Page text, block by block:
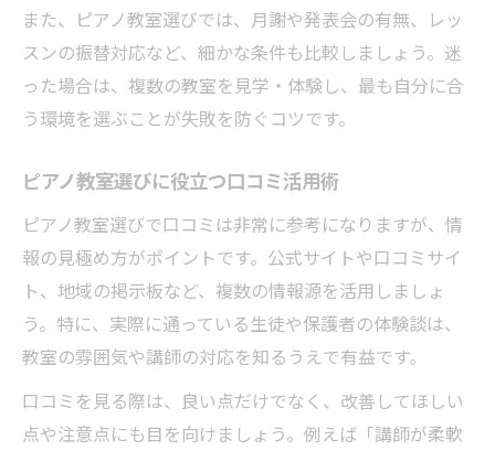
また、ピアノ教室選びでは、月謝や発表会の有無、レッ
スンの振替対応など、細かな条件も比較しましょう。迷
った場合は、複数の教室を見学・体験し、最も自分に合
う環境を選ぶことが失敗を防ぐコツです。
ピアノ教室選びに役立つ口コミ活用術
ピアノ教室選びで口コミは非常に参考になりますが、情
報の見極め方がポイントです。公式サイトや口コミサイ
ト、地域の掲示板など、複数の情報源を活用しましょ
う。特に、実際に通っている生徒や保護者の体験談は、
教室の雰囲気や講師の対応を知るうえで有益です。
口コミを見る際は、良い点だけでなく、改善してほしい
点や注意点にも目を向けましょう。例えば「講師が柔軟